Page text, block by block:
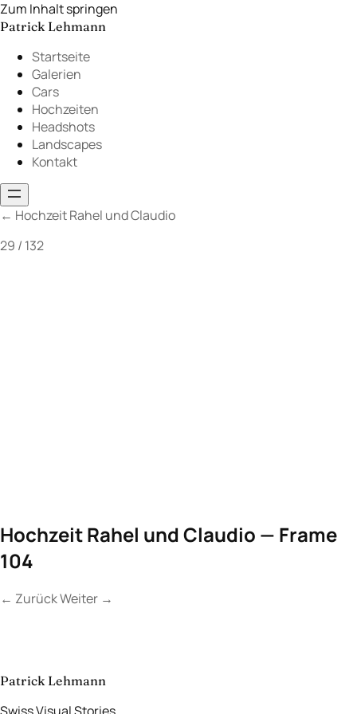
Zum Inhalt springen
Patrick Lehmann
Startseite
Galerien
Cars
Hochzeiten
Headshots
Landscapes
Kontakt
← Hochzeit Rahel und Claudio
29 / 132
Hochzeit Rahel und Claudio — Frame
104
← ZurückWeiter →
aufnehmen→
Patrick Lehmann